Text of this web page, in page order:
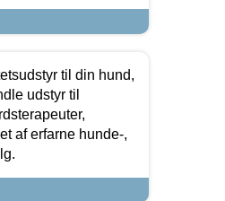
til din hund,
udstyr til
af erfarne hunde-,